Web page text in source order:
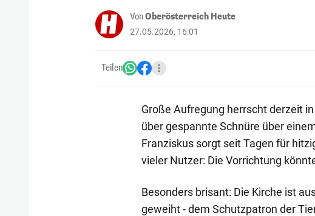
VonOberösterreich Heute
27.05.2026, 16:01
Teilen
Große Aufregung herrscht derzeit
über gespannte Schnüre über
Franziskus sorgt seit Tagen für
vieler Nutzer: Die Vorrichtung
Besonders brisant: Die Kirche ist
geweiht - dem Schutzpatron der